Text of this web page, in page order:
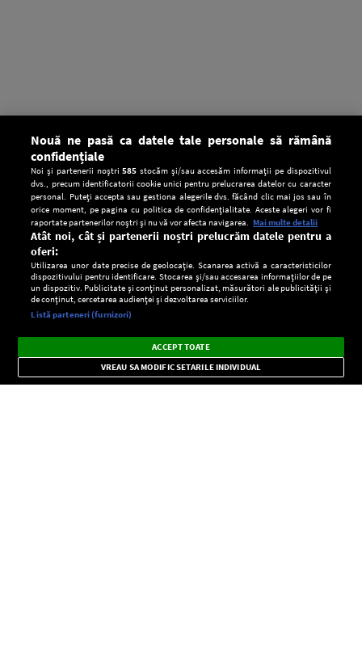
CONFIDENŢIALITATE
Setări:
Dark
Mode
Radio live, podcasturi, știri și alerte
importante.
×
Nouă ne pasă ca datele tale personale să rămână
confidențiale
Noi și partenerii noștri585 stocăm și/sau accesăm informații pe dispozitivul
dvs., precum identificatorii cookie unici pentru prelucrarea datelor cu caracter
personal. Puteți accepta sau gestiona alegerile dvs. făcând clic mai jos sau în
orice moment, pe pagina cu politica de confidențialitate. Aceste alegeri vor fi
raportate partenerilor noștri și nu vă vor afecta navigarea. Mai multe detalii
Atât noi, cât și partenerii noștri prelucrăm datele pentru a
oferi:
Utilizarea unor date precise de geolocație. Scanarea activă a caracteristicilor
dispozitivului pentru identificare. Stocarea și/sau accesarea informațiilor de pe
un dispozitiv. Publicitate și conținut personalizat, măsurători ale publicității și
de conținut, cercetarea audienței și dezvoltarea serviciilor.
Listă parteneri (furnizori)
ACCEPT TOATE
VREAU SA MODIFIC SETARILE INDIVIDUAL